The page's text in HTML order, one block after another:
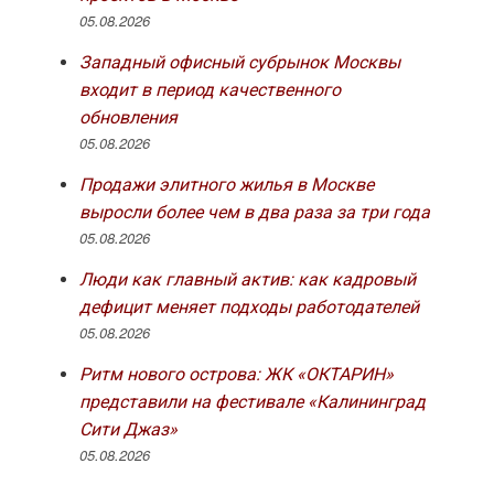
05.08.2026
Западный офисный субрынок Москвы
входит в период качественного
обновления
05.08.2026
Продажи элитного жилья в Москве
выросли более чем в два раза за три года
05.08.2026
Люди как главный актив: как кадровый
дефицит меняет подходы работодателей
05.08.2026
Ритм нового острова: ЖК «ОКТАРИН»
представили на фестивале «Калининград
Сити Джаз»
05.08.2026